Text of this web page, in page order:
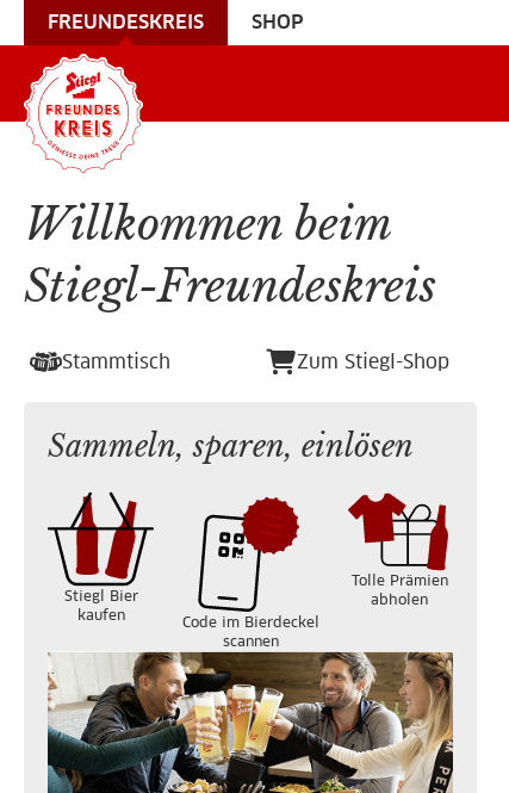
FREUNDESKREIS SHOP
Willkommen beim
Stiegl-Freundeskreis
Stammtisch Zum Stiegl-Shop
Sammeln, sparen, einlösen
Stiegl Bier
kaufen
Code im Bierdeckel
scannen
Tolle Prämien
abholen